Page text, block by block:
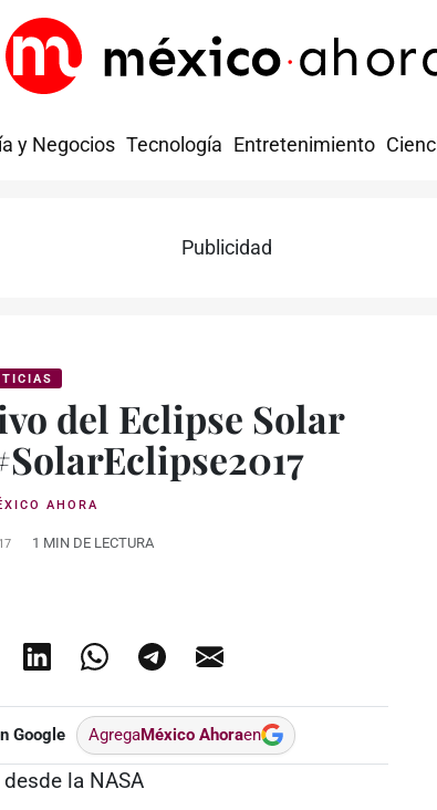
y Negocios Tecnología Entretenimiento
Publicidad
del Eclipse Solar
AHORA
1 MIN DE LECTURA
Google AgregaMéxico Ahoraen
la NASA